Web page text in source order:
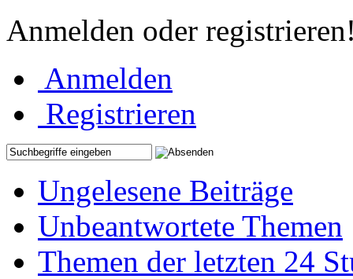
Anmelden oder
Anmelden
Registrieren
Ungelesene Beiträge
Unbeantwortete Themen
Themen der letzten 24